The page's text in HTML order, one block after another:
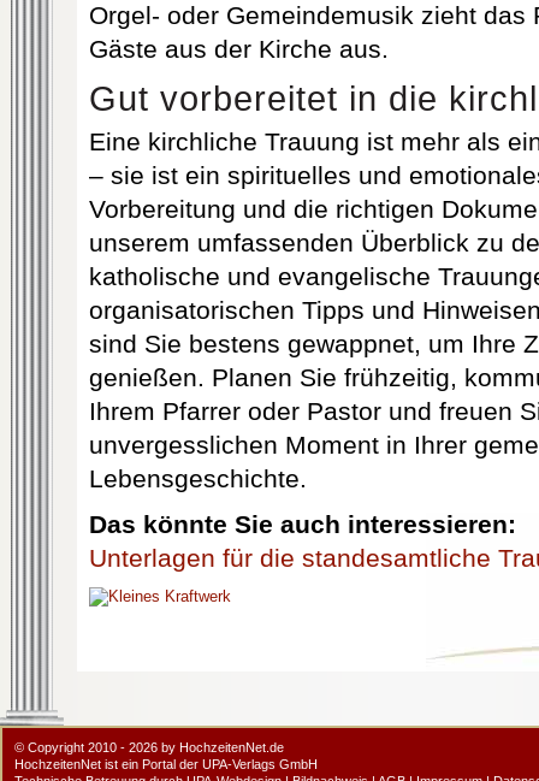
Orgel- oder Gemeindemusik zieht das
Gäste aus der Kirche aus.
Gut vorbereitet in die
Eine kirchliche Trauung ist mehr als
– sie ist ein spirituelles und
Vorbereitung und die richtigen
unserem umfassenden Überblick zu
katholische und evangelische
organisatorischen Tipps und
sind Sie bestens gewappnet, um Ihre
genießen. Planen Sie frühzeitig,
Ihrem Pfarrer oder Pastor und freuen
unvergesslichen Moment in Ihrer
Lebensgeschichte.
Das könnte Sie auch interessieren:
Unterlagen für die standesamtliche
© Copyright 2010 - 2026 by HochzeitenNet.de
HochzeitenNet ist ein Portal der UPA-Verlags GmbH